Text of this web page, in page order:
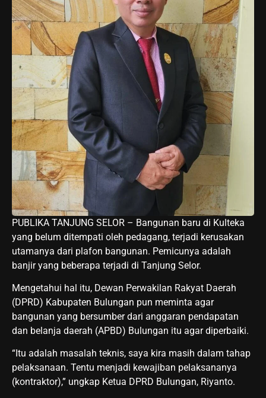
PUBLIKA TANJUNG SELOR – Bangunan baru di Kulteka
yang belum ditempati oleh pedagang, terjadi kerusakan
utamanya dari plafon bangunan. Pemicunya adalah
banjir yang beberapa terjadi di Tanjung Selor.
Mengetahui hal itu, Dewan Perwakilan Rakyat Daerah
(DPRD) Kabupaten Bulungan pun meminta agar
bangunan yang bersumber dari anggaran pendapatan
dan belanja daerah (APBD) Bulungan itu agar diperbaiki.
“Itu adalah masalah teknis, saya kira masih dalam tahap
pelaksanaan. Tentu menjadi kewajiban pelaksananya
(kontraktor),” ungkap Ketua DPRD Bulungan, Riyanto.